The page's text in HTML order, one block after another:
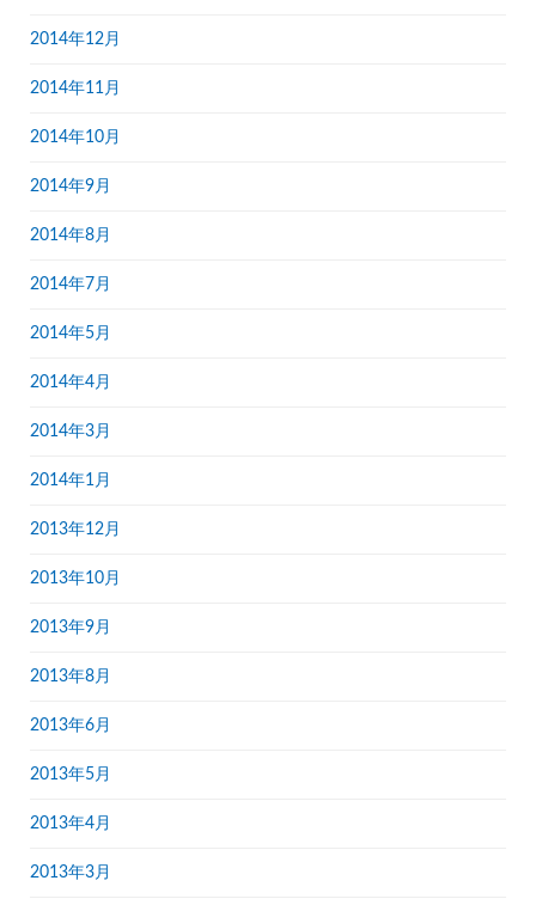
2014年12月
2014年11月
2014年10月
2014年9月
2014年8月
2014年7月
2014年5月
2014年4月
2014年3月
2014年1月
2013年12月
2013年10月
2013年9月
2013年8月
2013年6月
2013年5月
2013年4月
2013年3月